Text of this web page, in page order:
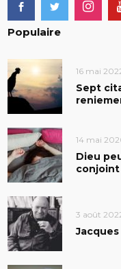
Populaire
16 mai
Sept
14 mai
Dieu
conjoint
3 août